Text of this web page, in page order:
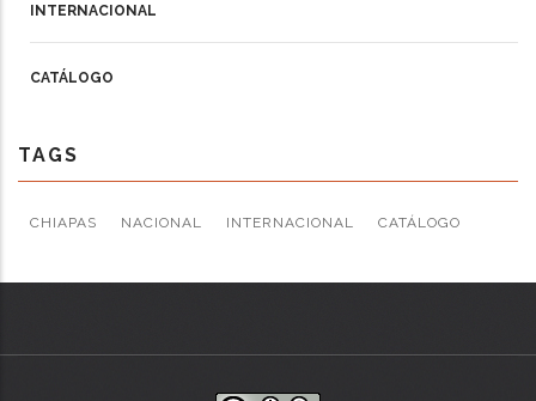
INTERNACIONAL
CATÁLOGO
TAGS
CHIAPAS NACIONAL INTERNACIONAL CATÁLOGO